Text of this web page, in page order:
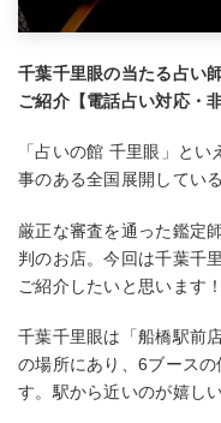
千葉千里眼の当たる占い
ご紹介【電話占い対応・非
「占いの館 千里眼」と
事のある全国展開してい
厳正な審査を通った鑑定
判のお店。今回は千葉千
ご紹介したいと思います！
千葉千里眼は「船橋駅前
の場所にあり、6ブース
す。駅から近いのが嬉しい